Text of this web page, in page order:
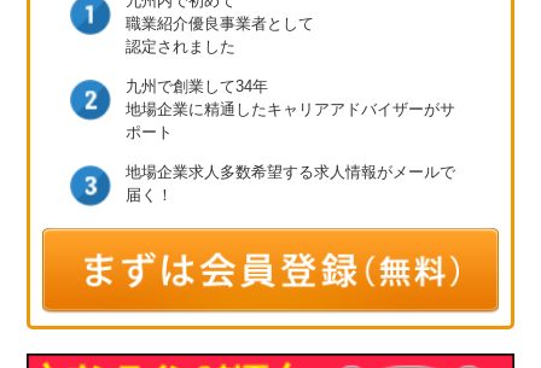
職業紹介優良事業者として
認定されました
九州で創業して34年
地場企業に精通したキャリアアドバイザーがサ
ポート
地場企業求人多数希望する求人情報がメールで
届く！